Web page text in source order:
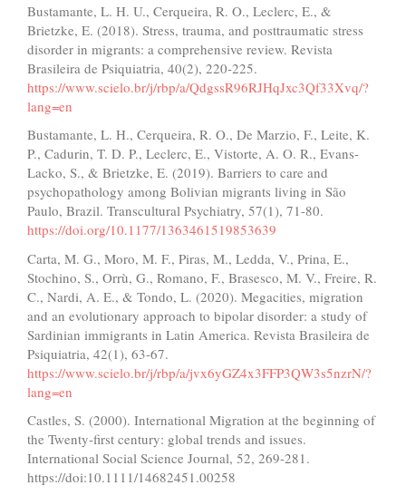
Bustamante, L. H. U., Cerqueira, R. O., Leclerc, E., &
Brietzke, E. (2018). Stress, trauma, and posttraumatic stress
disorder in migrants: a comprehensive review. Revista
Brasileira de Psiquiatria, 40(2), 220-225.
https://www.scielo.br/j/rbp/a/QdgssR96RJHqJxc3Qf33Xvq/?
lang=en
Bustamante, L. H., Cerqueira, R. O., De Marzio, F., Leite, K.
P., Cadurin, T. D. P., Leclerc, E., Vistorte, A. O. R., Evans-
Lacko, S., & Brietzke, E. (2019). Barriers to care and
psychopathology among Bolivian migrants living in São
Paulo, Brazil. Transcultural Psychiatry, 57(1), 71-80.
https://doi.org/10.1177/1363461519853639
Carta, M. G., Moro, M. F., Piras, M., Ledda, V., Prina, E.,
Stochino, S., Orrù, G., Romano, F., Brasesco, M. V., Freire, R.
C., Nardi, A. E., & Tondo, L. (2020). Megacities, migration
and an evolutionary approach to bipolar disorder: a study of
Sardinian immigrants in Latin America. Revista Brasileira de
Psiquiatria, 42(1), 63-67.
https://www.scielo.br/j/rbp/a/jvx6yGZ4x3FFP3QW3s5nzrN/?
lang=en
Castles, S. (2000). International Migration at the beginning of
the Twenty-first century: global trends and issues.
International Social Science Journal, 52, 269-281.
https://doi:10.1111/14682451.00258